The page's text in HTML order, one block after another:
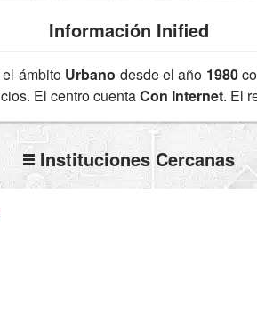
Información Inified
ámbito Urbano desde el año 1980
El centro cuentaCon Internet. El
Instituciones Cercanas